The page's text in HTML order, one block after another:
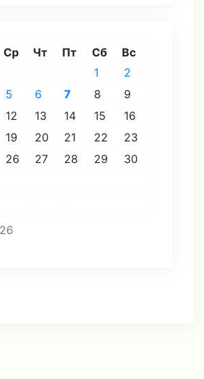
Ср Чт Пт Сб Вс
1
2
5 6 7 8
9
12 13 14 15
16
19 20 21 22
23
26 27 28 29
30